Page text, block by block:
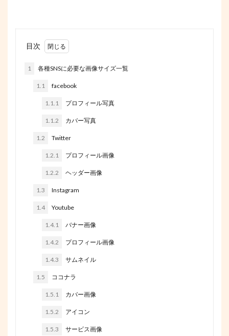
目次
1 各種SNSに必要な画像サイズ一覧
1.1 facebook
1.1.1 プロフィール写真
1.1.2 カバー写真
1.2 Twitter
1.2.1 プロフィール画像
1.2.2 ヘッダー画像
1.3 Instagram
1.4 Youtube
1.4.1 バナー画像
1.4.2 プロフィール画像
1.4.3 サムネイル
1.5 ココナラ
1.5.1 カバー画像
1.5.2 アイコン
1.5.3 サービス画像